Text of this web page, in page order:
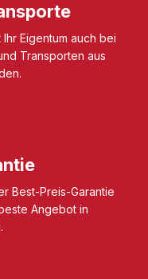
Eigentum auch bei
Transporten aus
Best-Preis-Garantie
Angebot in